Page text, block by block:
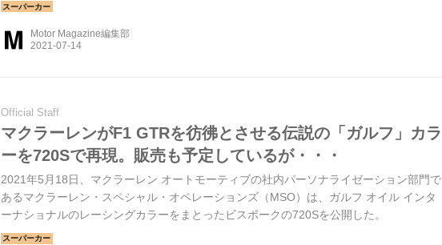
Motor Magazine編集部
Official Staff
マクラーレンがF1 GTRを彷彿とさせる伝説の「ガルフ」カラ
ーを720Sで再現。販売も予定しているが・・・
2021年5月18日、マクラーレン オートモーティブの社内パーソナライゼーション部門で
あるマクラーレン・スペシャル・オペレーションズ（MSO）は、ガルフ オイル インタ
ーナショナルのレーシングカラーをまとったビスポークの720Sを公開した。